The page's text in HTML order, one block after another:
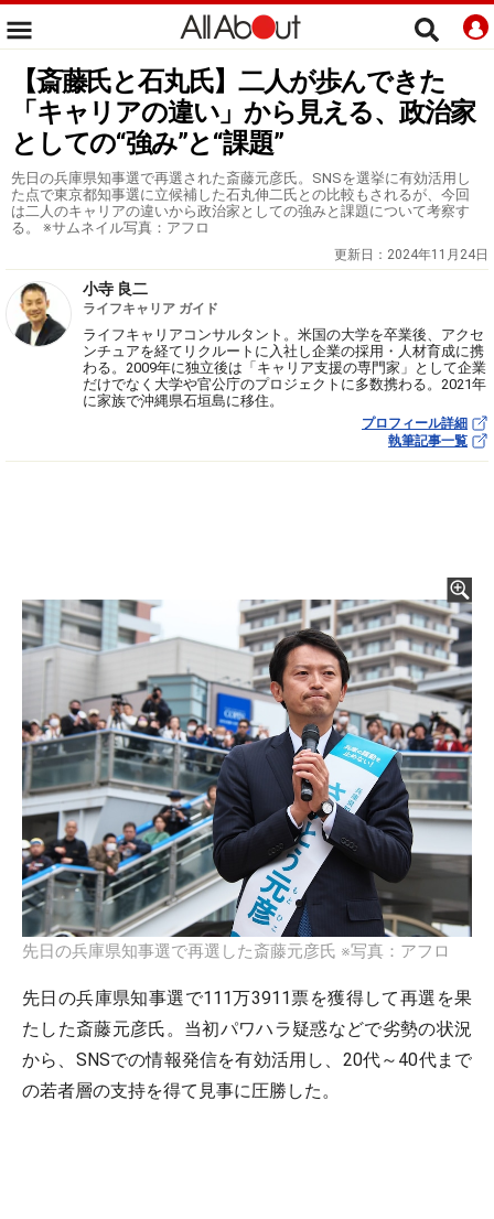
【斎藤氏と石丸氏】二人が歩んできた
「キャリアの違い」から見える、政治家
としての“強み”と“課題”
先日の兵庫県知事選で再選された斎藤元彦氏。SNSを選挙に有効活用し
た点で東京都知事選に立候補した石丸伸二氏との比較もされるが、今回
は二人のキャリアの違いから政治家としての強みと課題について考察す
る。 ※サムネイル写真：アフロ
更新日： 2024年11月24日
小寺 良二
ライフキャリア ガイド
ライフキャリアコンサルタント。米国の大学を卒業後、アクセ
ンチュアを経てリクルートに入社し企業の採用・人材育成に携
わる。2009年に独立後は「キャリア支援の専門家」として企業
だけでなく大学や官公庁のプロジェクトに多数携わる。2021年
に家族で沖縄県石垣島に移住。
プロフィール詳細
執筆記事一覧
先日の兵庫県知事選で再選した斎藤元彦氏 ※写真：アフロ
先日の兵庫県知事選で111万3911票を獲得して再選を果
たした斎藤元彦氏。当初パワハラ疑惑などで劣勢の状況
から、SNSでの情報発信を有効活用し、20代～40代まで
の若者層の支持を得て見事に圧勝した。